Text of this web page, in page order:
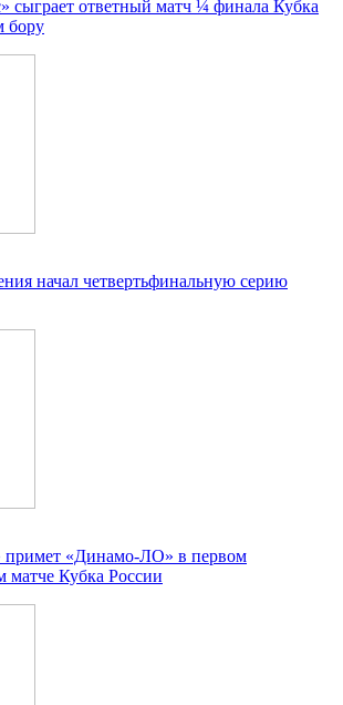
сыграет ответный матч ¼ финала Кубка
бору
начал четвертьфинальную серию
примет «Динамо-ЛО» в первом
матче Кубка России